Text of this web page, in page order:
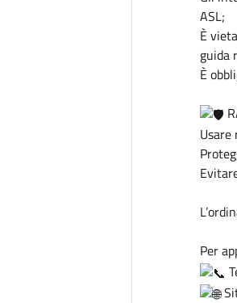
ASL;
È
guida
È
Per